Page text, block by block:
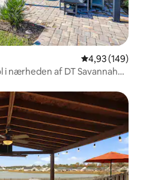
4,93 ud af 5 i
4,93 (149)
nærheden af DT Savannah